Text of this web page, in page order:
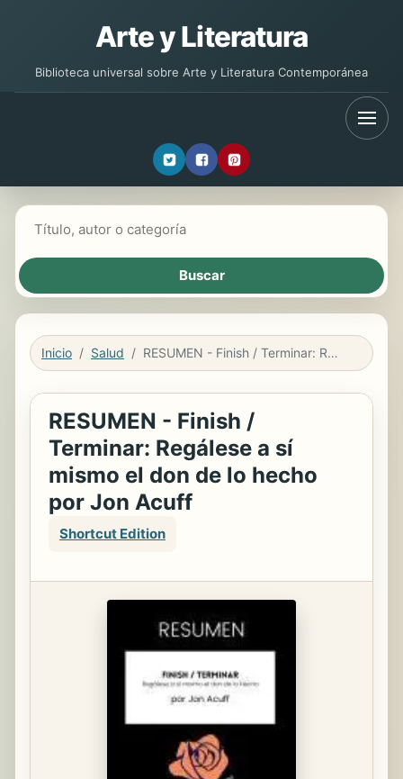
Arte y Literatura
Biblioteca universal sobre Arte y Literatura Contemporánea
Inicio Salud RESUMEN - Finish / Terminar: Regálese a sí mismo el don de lo hecho por Jon Acuff
RESUMEN - Finish /
Terminar: Regálese a sí
mismo el don de lo hecho
por Jon Acuff
Shortcut Edition